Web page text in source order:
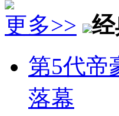
更多>>
第5代帝
落幕